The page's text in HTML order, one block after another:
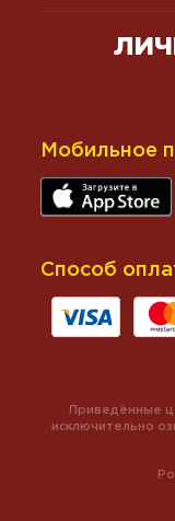
Мобильное
Способ
Приведённые
исключительно